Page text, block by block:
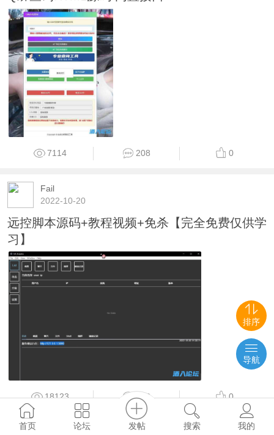
7114 208 0
Fail
2022-10-20
远控脚本源码+教程视频+免杀【完全免费仅供学
习】
18123 528 0
首页 论坛 发帖 搜索 我的
排序
导航